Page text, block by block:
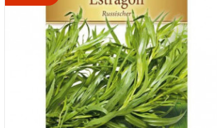
Výška rostliny 80 - 90 cm
Vzdálenost mezi
rostlinami
50 х 50 cm
Poloha slunce